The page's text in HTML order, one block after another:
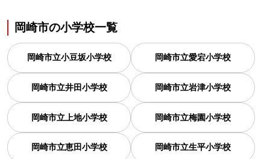
岡崎市の小学校一覧
岡崎市立小豆坂小学校 岡崎市立愛宕小学校
岡崎市立井田小学校 岡崎市立岩津小学校
岡崎市立上地小学校 岡崎市立梅園小学校
岡崎市立恵田小学校 岡崎市立生平小学校